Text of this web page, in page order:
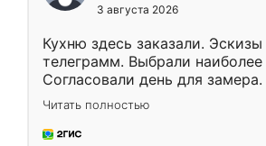
3 августа 2026
Кухню здесь заказали.
телеграмм. Выбрали
Согласовали день для
недели кухня была уже готова.
довольны работой. Спасибо
мебель за качественную
Читать полностью